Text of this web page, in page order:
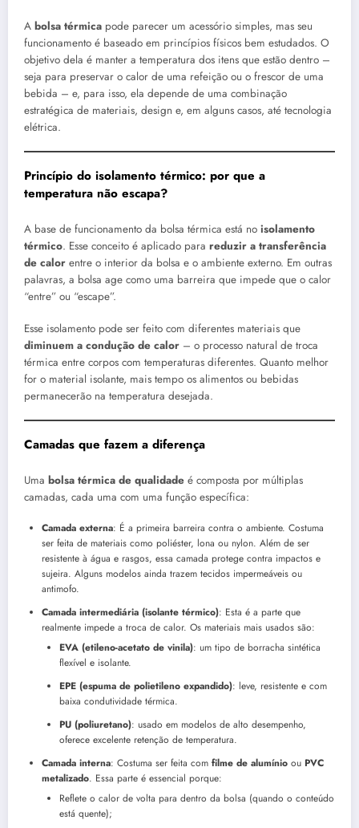
A bolsa térmica pode parecer um acessório simples, mas seu
funcionamento é baseado em princípios físicos bem estudados. O
objetivo dela é manter a temperatura dos itens que estão dentro –
seja para preservar o calor de uma refeição ou o frescor de uma
bebida – e, para isso, ela depende de uma combinação
estratégica de materiais, design e, em alguns casos, até tecnologia
elétrica.
Princípio do isolamento térmico: por que a
temperatura não escapa?
A base de funcionamento da bolsa térmica está no isolamento
térmico. Esse conceito é aplicado para reduzir a transferência
de calor entre o interior da bolsa e o ambiente externo. Em outras
palavras, a bolsa age como uma barreira que impede que o calor
“entre” ou “escape”.
Esse isolamento pode ser feito com diferentes materiais que
diminuem a condução de calor – o processo natural de troca
térmica entre corpos com temperaturas diferentes. Quanto melhor
for o material isolante, mais tempo os alimentos ou bebidas
permanecerão na temperatura desejada.
Camadas que fazem a diferença
Uma bolsa térmica de qualidade é composta por múltiplas
camadas, cada uma com uma função específica:
Camada externa: É a primeira barreira contra o ambiente. Costuma
ser feita de materiais como poliéster, lona ou nylon. Além de ser
resistente à água e rasgos, essa camada protege contra impactos e
sujeira. Alguns modelos ainda trazem tecidos impermeáveis ou
antimofo.
Camada intermediária (isolante térmico): Esta é a parte que
realmente impede a troca de calor. Os materiais mais usados são:
EVA (etileno-acetato de vinila): um tipo de borracha sintética
flexível e isolante.
EPE (espuma de polietileno expandido): leve, resistente e com
baixa condutividade térmica.
PU (poliuretano): usado em modelos de alto desempenho,
oferece excelente retenção de temperatura.
Camada interna: Costuma ser feita com filme de alumínio ou PVC
metalizado. Essa parte é essencial porque:
Reflete o calor de volta para dentro da bolsa (quando o conteúdo
está quente);